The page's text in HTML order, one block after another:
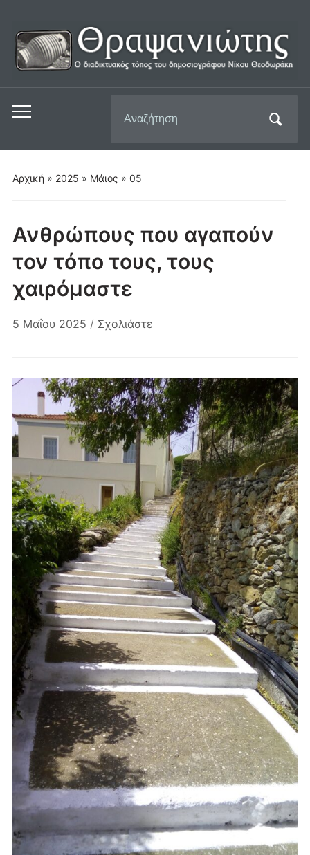
Εναλλαγή
μενού
για
για:
Αρχική » 2025 » Μάιος » 05
Ανθρώπους που αγαπούν
τον τόπο τους, τους
χαιρόμαστε
5 Μαΐου 2025 / Σχολιάστε